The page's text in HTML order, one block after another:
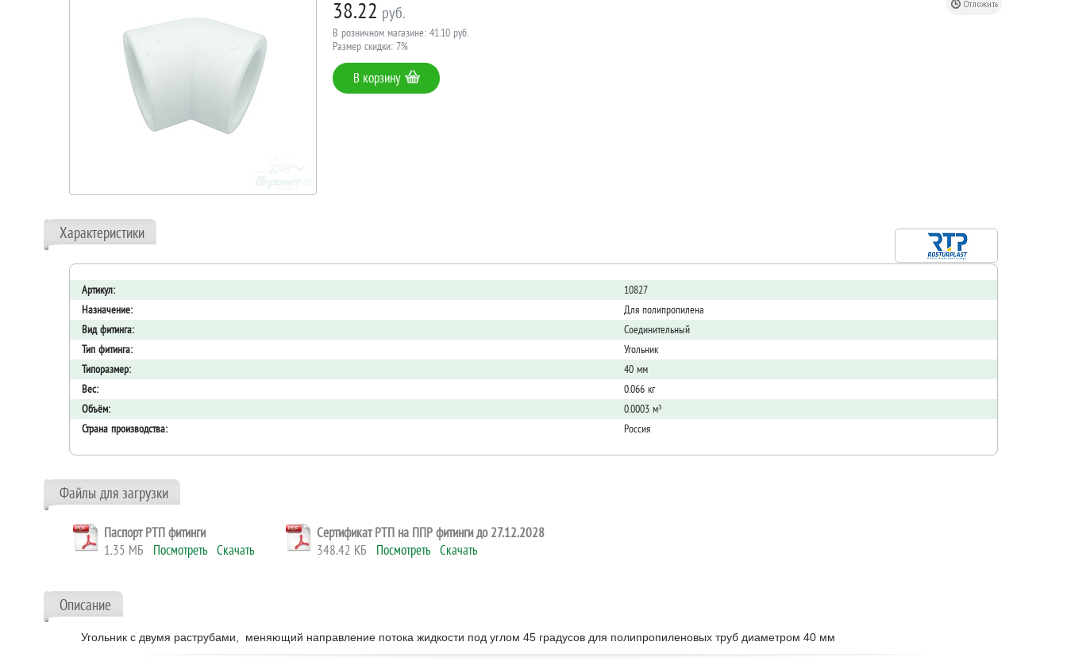
38.22 руб.
В розничном магазине: 41.10 руб.
Размер скидки: 7%
В корзину
Характеристики
Артикул:
10827
Назначение:
Для полипропилена
Вид фитинга:
Соединительный
Тип фитинга:
Угольник
Типоразмер:
40 мм
Вес:
0.066 кг
Объём:
0.0003 м³
Страна производства:
Россия
Файлы для загрузки
Паспорт РТП фитинги
1.35 МБ Посмотреть Скачать
Сертификат РТП на ППР фитинги до 27.12.2028
348.42 КБ Посмотреть Скачать
Описание
Угольник с двумя раструбами, меняющий направление потока жидкости под углом 45 градусов для полипропиленовых труб диаметром 40 мм